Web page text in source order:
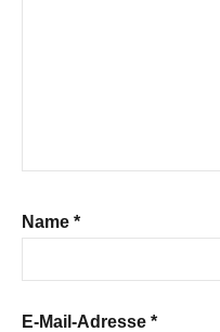
Name *
E-Mail-Adresse *